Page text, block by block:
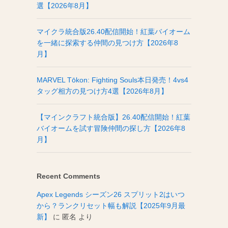
選【2026年8月】
マイクラ統合版26.40配信開始！紅葉バイオーム
を一緒に探索する仲間の見つけ方【2026年8
月】
MARVEL Tōkon: Fighting Souls本日発売！4vs4
タッグ相方の見つけ方4選【2026年8月】
【マインクラフト統合版】26.40配信開始！紅葉
バイオームを試す冒険仲間の探し方【2026年8
月】
Recent Comments
Apex Legends シーズン26 スプリット2はいつ
から？ランクリセット幅も解説【2025年9月最
新】
に 匿名 より